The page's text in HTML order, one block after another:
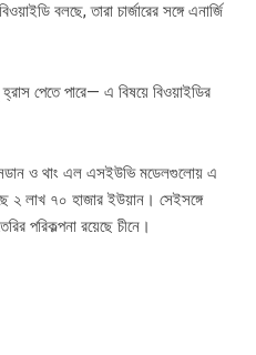
বলছে, তারা চার্জারের সঙ্গে এনার্জি
পেতে পারে— এ বিষয়ে বিওয়াইডির
ও থাং এল এসইউভি মডেলগুলোয় এ
২ লাখ ৭০ হাজার ইউয়ান। সেইসঙ্গে
পরিকল্পনা রয়েছে চীনে।